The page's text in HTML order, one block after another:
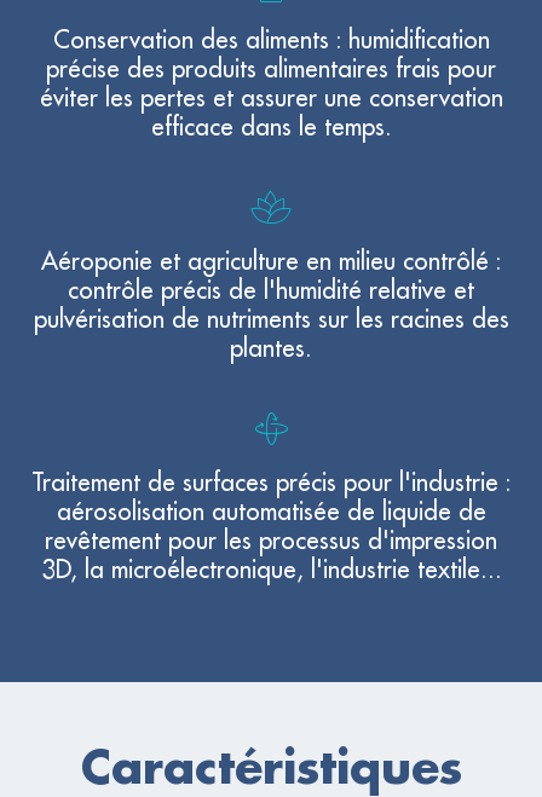
Conservation des aliments : humidification
précise des produits alimentaires frais pour
éviter les pertes et assurer une conservation
efficace dans le temps.
Aéroponie et agriculture en milieu contrôlé :
contrôle précis de l'humidité relative et
pulvérisation de nutriments sur les racines des
plantes.
Traitement de surfaces précis pour l'industrie :
aérosolisation automatisée de liquide de
revêtement pour les processus d'impression
3D, la microélectronique, l'industrie textile...
Caractéristiques